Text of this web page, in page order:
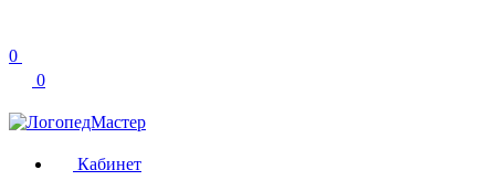
0
0
Кабинет